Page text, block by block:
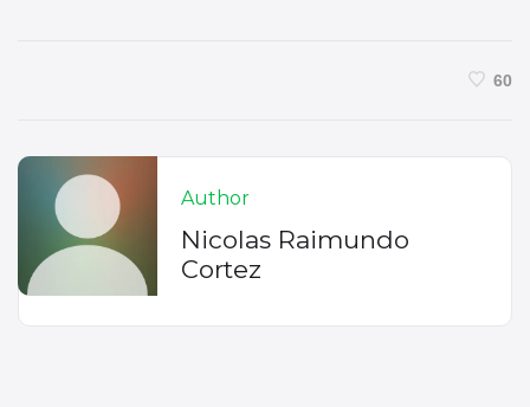
60
Author
Nicolas Raimundo
Cortez